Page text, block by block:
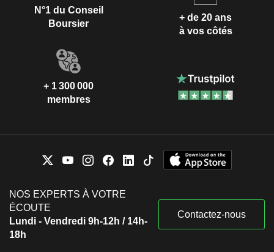
N°1 du Conseil
Boursier
+ de 20 ans
à vos côtés
+ 1 300 000
membres
NOS EXPERTS À VOTRE
ÉCOUTE
Lundi - Vendredi 9h-12h / 14h-
18h
Contactez-nous